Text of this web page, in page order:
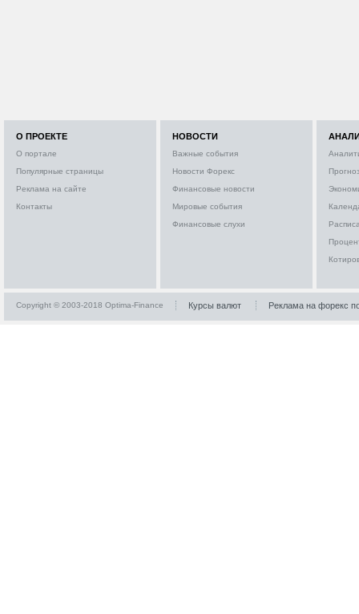
О ПРОЕКТЕ
О портале
Популярные страницы
Реклама на сайте
Контакты
НОВОСТИ
Важные события
Новости Форекс
Финансовые новости
Мировые события
Финансовые слухи
Copyright © 2003-2018 Optima-Finance Курсы валют Реклама на форекс